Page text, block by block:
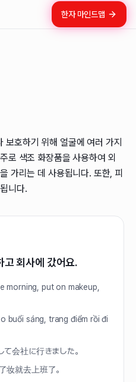
한자 마인드맵
보호하기 위해 얼굴에 여러 가지
로 색조 화장품을 사용하여 외
가리는 데 사용됩니다. 또한, 피
니다.
고 회사에 갔어요.
morning, put on makeup,
buổi sáng, trang điểm rồi đi
会社に行きました。
妆就去上班了。